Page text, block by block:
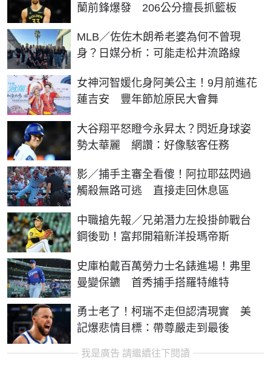
蘭前鋒爆發 206公分擅長抓籃板
MLB／佐佐木朗希老婆為何不曾現
身？日媒分析：可能走松井流路線
女神河智媛化身阿美公主！9月前進花
蓮吉安 豐年節尬原民大會舞
大谷翔平怒瞪今永昇太？閃近身球姿
勢太華麗 網讚：好像駭客任務
影／捕手主審全看傻！阿拉耶茲閃過
觸殺無路可逃 直接走回休息區
中職搶先報／兄弟潛力左投掛帥戰台
鋼後勁！富邦開箱新洋投瑪帝斯
史庫柏戴百萬勞力士名錶進場！弗里
曼變保鑣 首秀捕手搭羅特維特
勇士老了！柯瑞不走但認清現實 美
記爆悲情目標：帶尊嚴走到最後
我是廣告 請繼續往下閱讀